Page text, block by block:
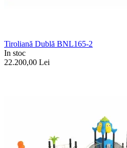
Tiroliană Dublă BNL165-2
In stoc
22.200,00 Lei